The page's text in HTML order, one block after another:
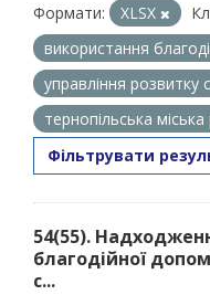
Формати: XLSX
використання
управління розвитку
тернопільська
Фільтрувати
54(55).
благодійної
с...